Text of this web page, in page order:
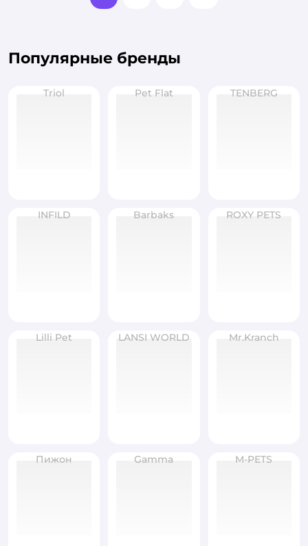
Популярные бренды
Triol Pet Flat TENBERG
INFILD Barbaks ROXY PETS
Lilli Pet LANSI WORLD Mr.Kranch
Пижон Gamma M-PETS